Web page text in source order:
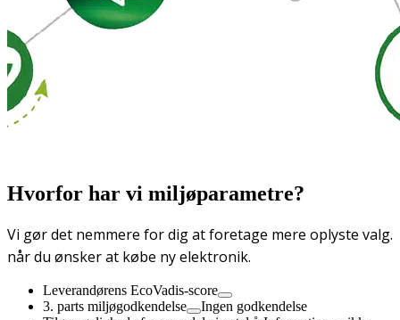
Hvorfor har vi miljøparametre?
Vi gør det nemmere for dig at foretage mere oplyste valg.
når du ønsker at købe ny elektronik.
Leverandørens EcoVadis-score
3. parts miljøgodkendelse
Ingen godkendelse